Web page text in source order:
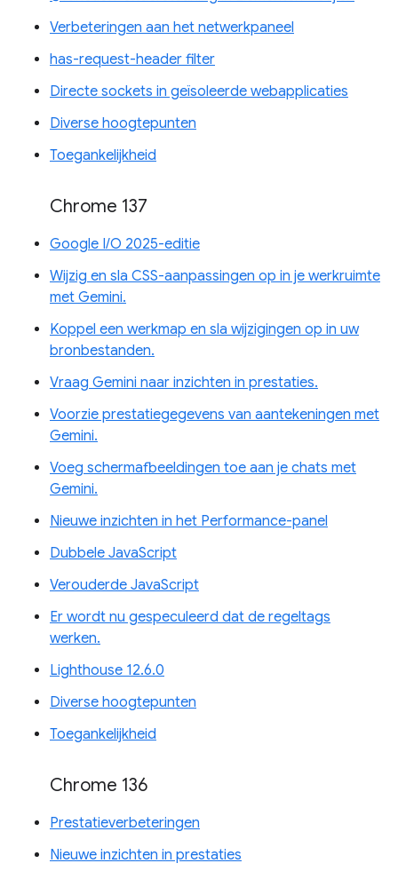
Verbeteringen aan het netwerkpaneel
has-request-header filter
Directe sockets in geïsoleerde webapplicaties
Diverse hoogtepunten
Toegankelijkheid
Chrome 137
Google I/O 2025-editie
Wijzig en sla CSS-aanpassingen op in je werkruimte
met Gemini.
Koppel een werkmap en sla wijzigingen op in uw
bronbestanden.
Vraag Gemini naar inzichten in prestaties.
Voorzie prestatiegegevens van aantekeningen met
Gemini.
Voeg schermafbeeldingen toe aan je chats met
Gemini.
Nieuwe inzichten in het Performance-panel
Dubbele JavaScript
Verouderde JavaScript
Er wordt nu gespeculeerd dat de regeltags
werken.
Lighthouse 12.6.0
Diverse hoogtepunten
Toegankelijkheid
Chrome 136
Prestatieverbeteringen
Nieuwe inzichten in prestaties